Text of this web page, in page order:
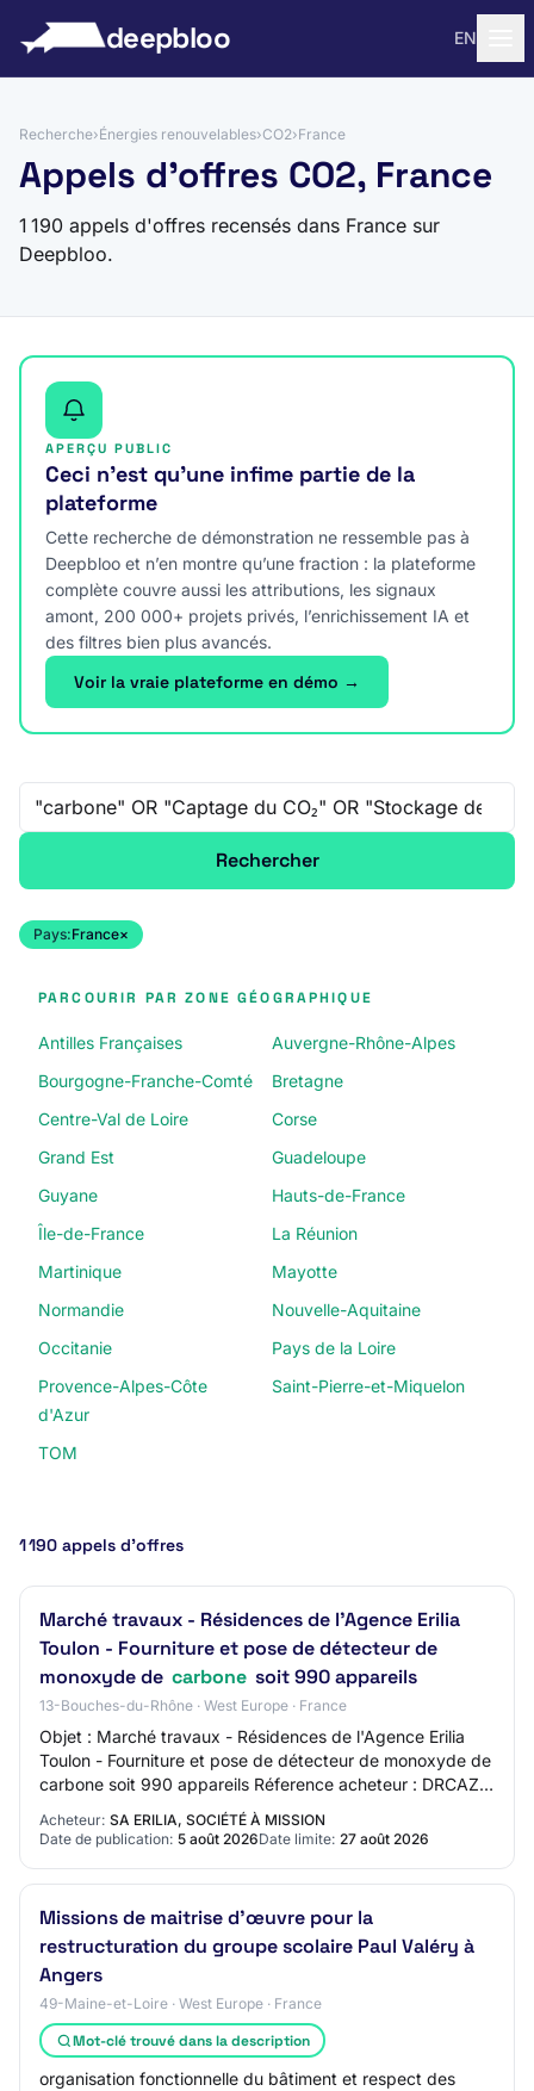
deepbloo EN
Recherche›Énergies renouvelables›CO2›France
Appels d'offres CO2, France
1 190 appels d'offres recensés dans France sur
Deepbloo.
APERÇU PUBLIC
Ceci n’est qu’une infime partie de la
plateforme
Cette recherche de démonstration ne ressemble pas à
Deepbloo et n’en montre qu’une fraction : la plateforme
complète couvre aussi les attributions, les signaux
amont, 200 000+ projets privés, l’enrichissement IA et
des filtres bien plus avancés.
Voir la vraie plateforme en démo →
Recherche libre
Rechercher
Pays:France×
PARCOURIR PAR ZONE GÉOGRAPHIQUE
Antilles Françaises
Auvergne-Rhône-Alpes
Bourgogne-Franche-Comté
Bretagne
Centre-Val de Loire
Corse
Grand Est
Guadeloupe
Guyane
Hauts-de-France
Île-de-France
La Réunion
Martinique
Mayotte
Normandie
Nouvelle-Aquitaine
Occitanie
Pays de la Loire
Provence-Alpes-Côte
d'Azur
Saint-Pierre-et-Miquelon
TOM
1 190 appels d’offres
Marché travaux - Résidences de l'Agence Erilia
Toulon - Fourniture et pose de détecteur de
monoxyde de carbone soit 990 appareils
13-Bouches-du-Rhône · West Europe · France
Objet : Marché travaux - Résidences de l'Agence Erilia
Toulon - Fourniture et pose de détecteur de monoxyde de
carbone soit 990 appareils Réference acheteur : DRCAZ
N°45 Type de marché : Travaux Proc…
Acheteur: SA ERILIA, SOCIÉTÉ À MISSION
Date de publication: 5 août 2026Date limite: 27 août 2026
Missions de maitrise d’œuvre pour la
restructuration du groupe scolaire Paul Valéry à
Angers
49-Maine-et-Loire · West Europe · France
Mot-clé trouvé dans la description
organisation fonctionnelle du bâtiment et respect des